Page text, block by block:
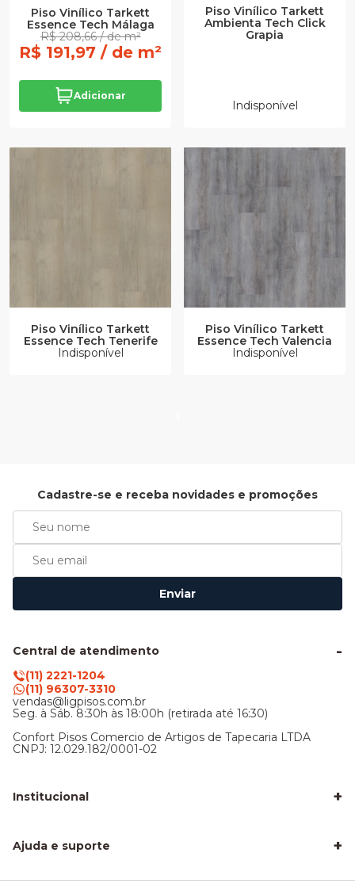
Piso Vinílico Tarkett
Essence Tech Málaga
R$ 208,66 / de m²
R$ 191,97 / de m²
Adicionar
Piso Vinílico Tarkett
Ambienta Tech Click
Grapia
Indisponível
Piso Vinílico Tarkett
Essence Tech Tenerife
Indisponível
Piso Vinílico Tarkett
Essence Tech Valencia
Indisponível
Cadastre-se e receba novidades e promoções
Enviar
Central de atendimento
(11) 2221-1204
(11) 96307-3310
vendas@ligpisos.com.br
Seg. à Sáb. 8:30h às 18:00h (retirada até 16:30)
Confort Pisos Comercio de Artigos de Tapecaria LTDA
CNPJ: 12.029.182/0001-02
Institucional +
Sobre nós
Nossa Loja
Ajuda e suporte +
Frete e entrega